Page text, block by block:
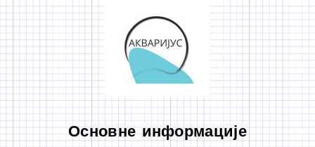
Основне информације